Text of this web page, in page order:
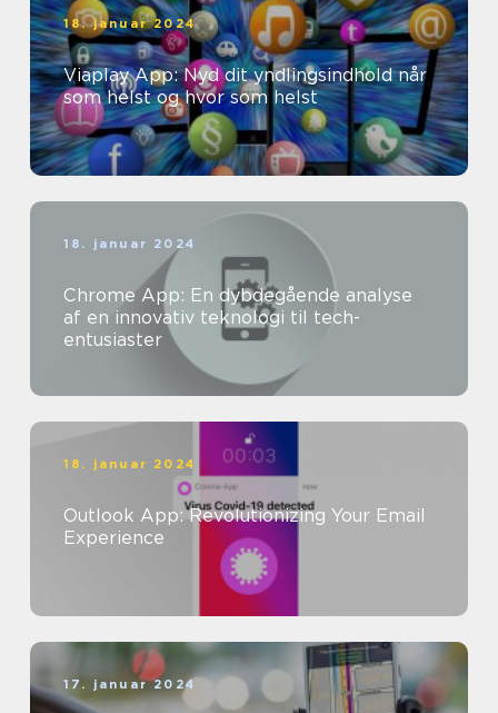
18. januar 2024
Viaplay App: Nyd dit yndlingsindhold når
som helst og hvor som helst
18. januar 2024
Chrome App: En dybdegående analyse
af en innovativ teknologi til tech-
entusiaster
18. januar 2024
Outlook App: Revolutionizing Your Email
Experience
17. januar 2024